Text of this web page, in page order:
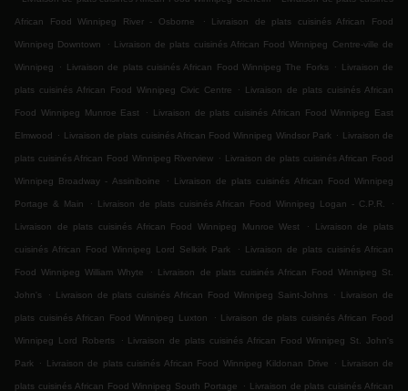
African Food Winnipeg River - Osborne . Livraison de plats cuisinés African Food
Winnipeg Downtown . Livraison de plats cuisinés African Food Winnipeg Centre-ville de
Winnipeg . Livraison de plats cuisinés African Food Winnipeg The Forks . Livraison de
plats cuisinés African Food Winnipeg Civic Centre . Livraison de plats cuisinés African
Food Winnipeg Munroe East . Livraison de plats cuisinés African Food Winnipeg East
Elmwood . Livraison de plats cuisinés African Food Winnipeg Windsor Park . Livraison de
plats cuisinés African Food Winnipeg Riverview . Livraison de plats cuisinés African Food
Winnipeg Broadway - Assiniboine . Livraison de plats cuisinés African Food Winnipeg
Portage & Main . Livraison de plats cuisinés African Food Winnipeg Logan - C.P.R. .
Livraison de plats cuisinés African Food Winnipeg Munroe West . Livraison de plats
cuisinés African Food Winnipeg Lord Selkirk Park . Livraison de plats cuisinés African
Food Winnipeg William Whyte . Livraison de plats cuisinés African Food Winnipeg St.
John's . Livraison de plats cuisinés African Food Winnipeg Saint-Johns . Livraison de
plats cuisinés African Food Winnipeg Luxton . Livraison de plats cuisinés African Food
Winnipeg Lord Roberts . Livraison de plats cuisinés African Food Winnipeg St. John's
Park . Livraison de plats cuisinés African Food Winnipeg Kildonan Drive . Livraison de
plats cuisinés African Food Winnipeg South Portage . Livraison de plats cuisinés African